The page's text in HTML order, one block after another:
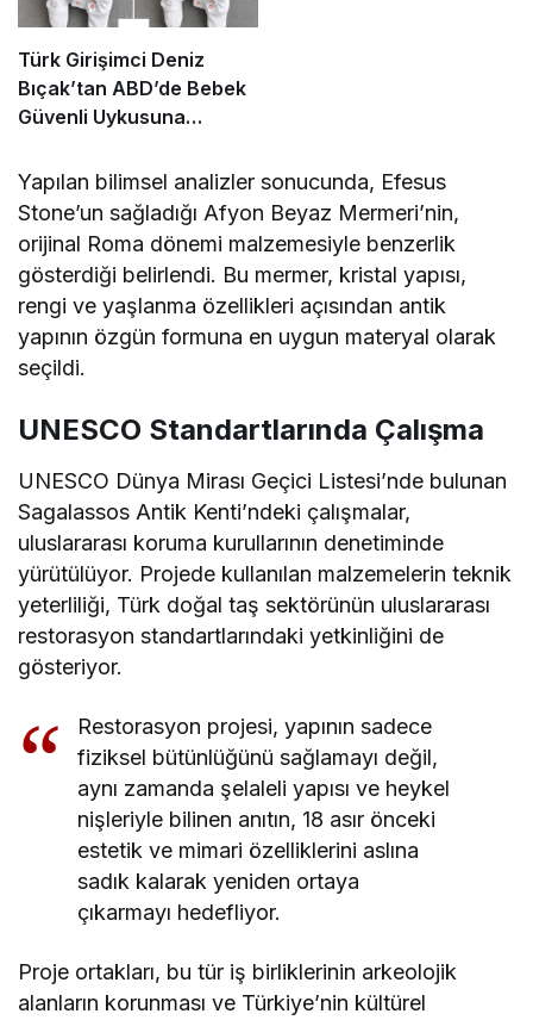
Türk Girişimci Deniz
Bıçak’tan ABD’de Bebek
Güvenli Uykusuna
Yapılan bilimsel analizler sonucunda, Efesus
Stone’un sağladığı Afyon Beyaz Mermeri’nin,
orijinal Roma dönemi malzemesiyle benzerlik
gösterdiği belirlendi. Bu mermer, kristal yapısı,
rengi ve yaşlanma özellikleri açısından antik
yapının özgün formuna en uygun materyal olarak
seçildi.
UNESCO Standartlarında Çalışma
UNESCO Dünya Mirası Geçici Listesi’nde bulunan
Sagalassos Antik Kenti’ndeki çalışmalar,
uluslararası koruma kurullarının denetiminde
yürütülüyor. Projede kullanılan malzemelerin teknik
yeterliliği, Türk doğal taş sektörünün uluslararası
restorasyon standartlarındaki yetkinliğini de
gösteriyor.
Restorasyon projesi, yapının sadece
fiziksel bütünlüğünü sağlamayı değil,
aynı zamanda şelaleli yapısı ve heykel
nişleriyle bilinen anıtın, 18 asır önceki
estetik ve mimari özelliklerini aslına
sadık kalarak yeniden ortaya
çıkarmayı hedefliyor.
Proje ortakları, bu tür iş birliklerinin arkeolojik
alanların korunması ve Türkiye’nin kültürel